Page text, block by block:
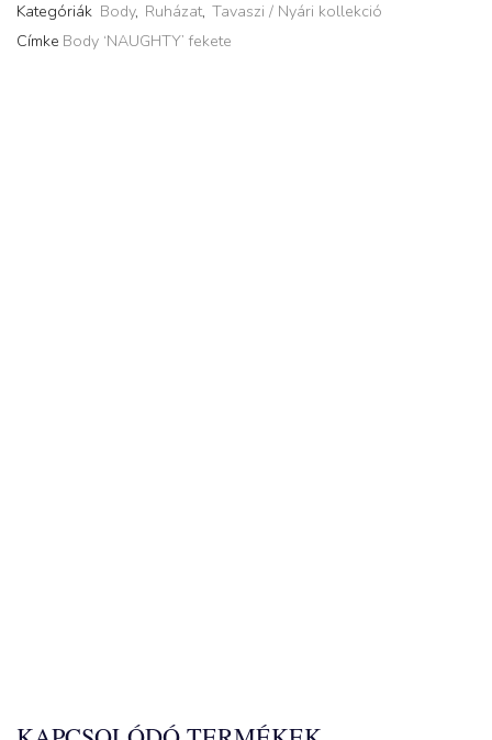
Kategóriák Body, Ruházat, Tavaszi / Nyári kollekció
Címke Body ‘NAUGHTY’ fekete